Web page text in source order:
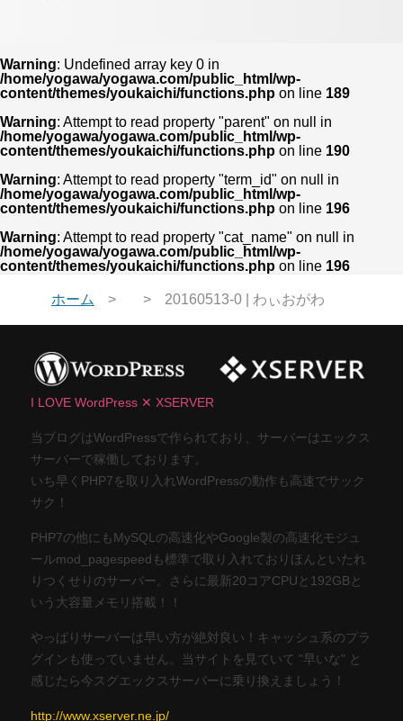
Warning: Undefined array key 0 in
/home/yogawa/yogawa.com/public_html/wp-
content/themes/youkaichi/functions.php on line 189
Warning: Attempt to read property "parent" on null in
/home/yogawa/yogawa.com/public_html/wp-
content/themes/youkaichi/functions.php on line 190
Warning: Attempt to read property "term_id" on null in
/home/yogawa/yogawa.com/public_html/wp-
content/themes/youkaichi/functions.php on line 196
Warning: Attempt to read property "cat_name" on null in
/home/yogawa/yogawa.com/public_html/wp-
content/themes/youkaichi/functions.php on line 196
ホーム 20160513-0 | わぃおがわ
I LOVE WordPress ✕ XSERVER
当ブログはWordPressで作られており、サーバーはエックス
サーバーで稼働しております。
いち早くPHP7を取り入れWordPressの動作も高速でサック
サク！
PHP7の他にもMySQLの高速化やGoogle製の高速化モジュ
ールmod_pagespeedも標準で取り入れておりほんといたれ
りつくせりのサーバー。さらに最新20コアCPUと192GBと
いう大容量メモリ搭載！！
やっぱりサーバーは早い方が絶対良い！キャッシュ系のプラ
グインも使っていません。当サイトを見ていて "早いな" と
感じたら今スグエックスサーバーに乗り換えましょう！
http://www.xserver.ne.jp/